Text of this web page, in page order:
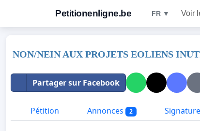
Petitionenligne.be FR ▼ Voir
NON/NEIN AUX PROJETS EOLIENS
Partager sur Facebook
Pétition Annonces 2